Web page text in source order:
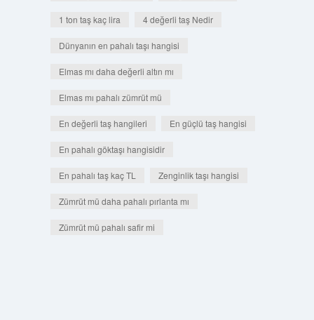
1 ton taş kaç lira 4 değerli taş Nedir
Dünyanın en pahalı taşı hangisi
Elmas mı daha değerli altın mı
Elmas mı pahalı zümrüt mü
En değerli taş hangileri En güçlü taş hangisi
En pahalı göktaşı hangisidir
En pahalı taş kaç TL Zenginlik taşı hangisi
Zümrüt mü daha pahalı pırlanta mı
Zümrüt mü pahalı safir mi